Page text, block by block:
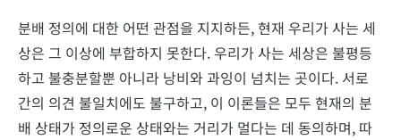
분배 정의에 대한 어떤 관점을 지지하든, 현재 우리가 사는 세
상은 그 이상에 부합하지 못한다. 우리가 사는 세상은 불평등
하고 불충분할뿐 아니라 낭비와 과잉이 넘치는 곳이다. 서로
간의 의견 불일치에도 불구하고, 이 이론들은 모두 현재의 분
배 상태가 정의로운 상태와는 거리가 멀다는 데 동의하며, 따